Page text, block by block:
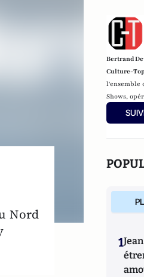
Nord
Bertrand
Culture-
l'ensemble
Shows,
livres, etc.).
1